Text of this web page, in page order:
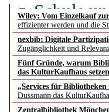
Wiley: Vom Einzelkauf
effizienter werden und die
nexbib: Digitale
Zugänglichkeit und
Fünf Gründe, warum
das KulturKaufhaus
„Services für
Dussmann das
Zentralbibliothek
Schule
Segment
angepasst